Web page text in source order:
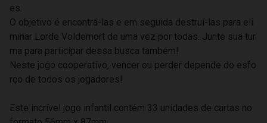
es.
O objetivo é encontrá-las e em seguida destruí-las para eli
minar Lorde Voldemort de uma vez por todas. Junte sua tur
ma para participar dessa busca também!
Neste jogo cooperativo, vencer ou perder depende do esfo
rço de todos os jogadores!
Este incrível jogo infantil contém 33 unidades de cartas no